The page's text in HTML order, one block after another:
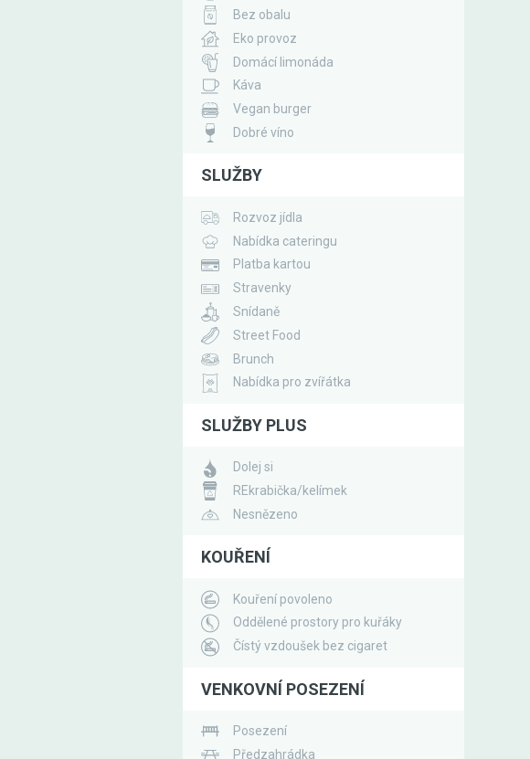
Bez obalu
Eko provoz
Domácí limonáda
Káva
Vegan burger
Dobré víno
SLUŽBY
Rozvoz jídla
Nabídka cateringu
Platba kartou
Stravenky
Snídaně
Street Food
Brunch
Nabídka pro zvířátka
SLUŽBY PLUS
Dolej si
REkrabička/kelímek
Nesnězeno
KOUŘENÍ
Kouření povoleno
Oddělené prostory pro kuřáky
Čístý vzdoušek bez cigaret
VENKOVNÍ POSEZENÍ
Posezení
Předzahrádka